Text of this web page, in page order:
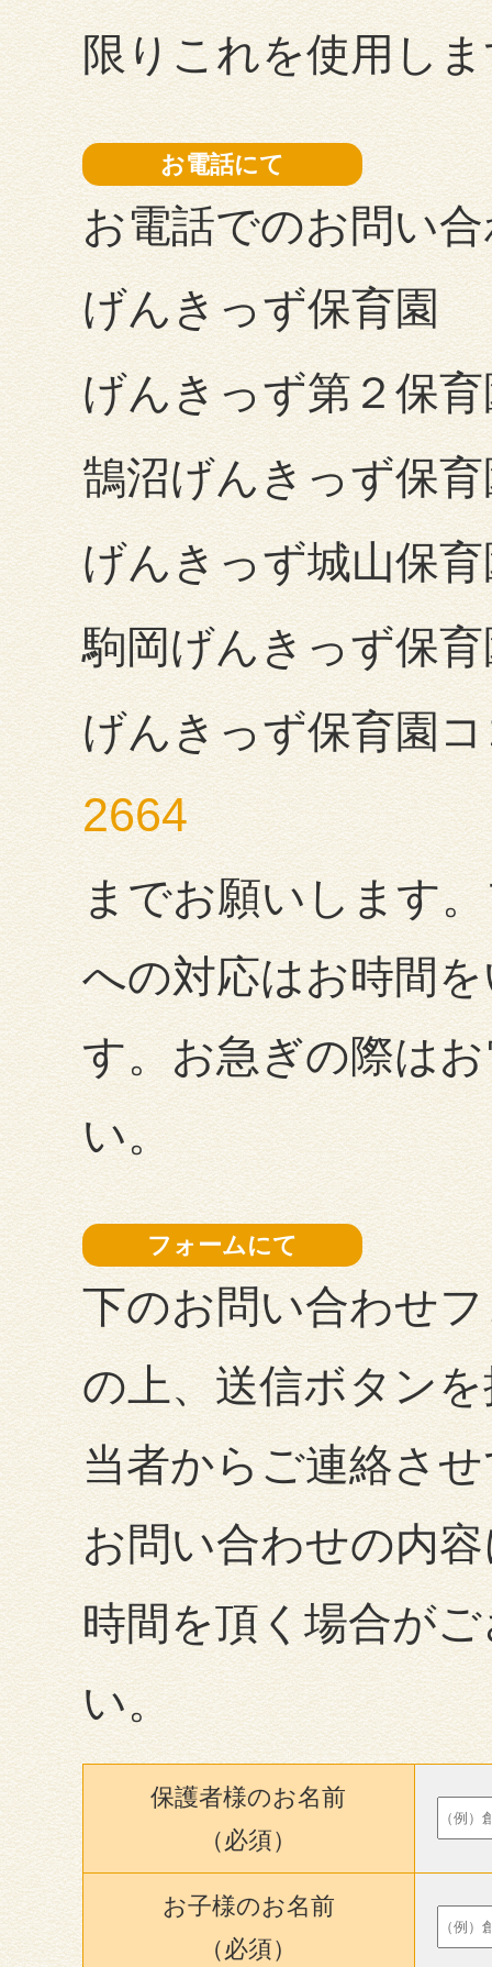
限りこれを使用し
お電話にて
お電話でのお問い
げんきっず保育
げんきっず第２
鵠沼げんきっず
げんきっず城山
駒岡げんきっず
げんきっず保育
2664
までお願いします
への対応はお時間
す。お急ぎの際は
い。
フォームにて
下のお問い合わせ
の上、送信ボタン
当者からご連絡さ
お問い合わせの内
時間を頂く場合が
い。
保護者様のお名前
（必須）
お子様のお名前
（必須）